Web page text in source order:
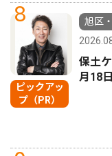
8
ピックアッ
プ（PR）
旭区
保土
月18